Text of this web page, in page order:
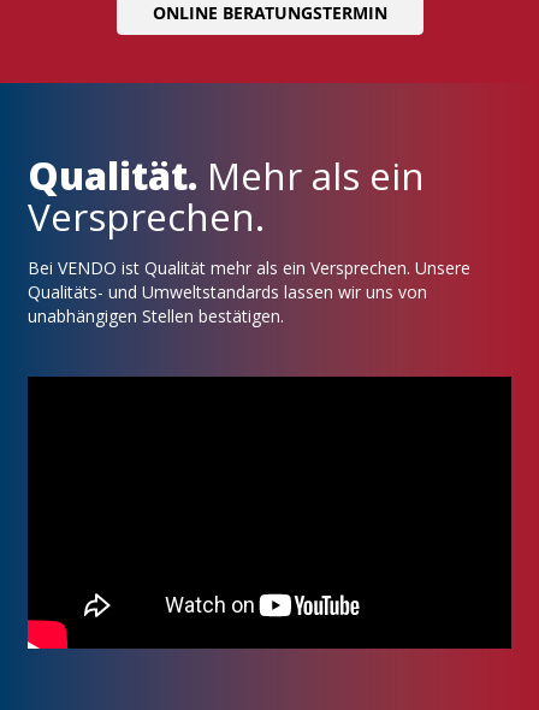
ONLINE BERATUNGSTERMIN
Qualität. Mehr als ein
Versprechen.
Bei VENDO ist Qualität mehr als ein Versprechen. Unsere
Qualitäts- und Umweltstandards lassen wir uns von
unabhängigen Stellen bestätigen.